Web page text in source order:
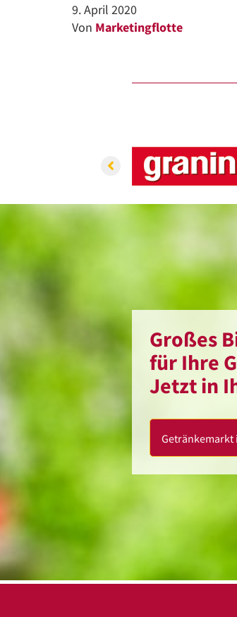
9. April 2020
Von Marketingflotte
Großes
für Ihre
Jetzt in
Getränkemarkt